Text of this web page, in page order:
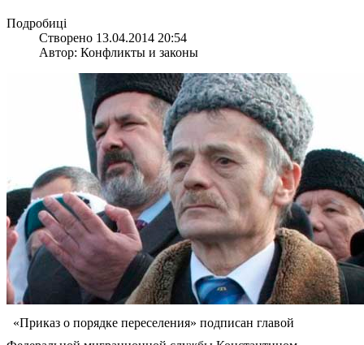
Подробиці
Створено 13.04.2014 20:54
Автор: Конфликты и законы
«Приказ о порядке переселения» подписан главой